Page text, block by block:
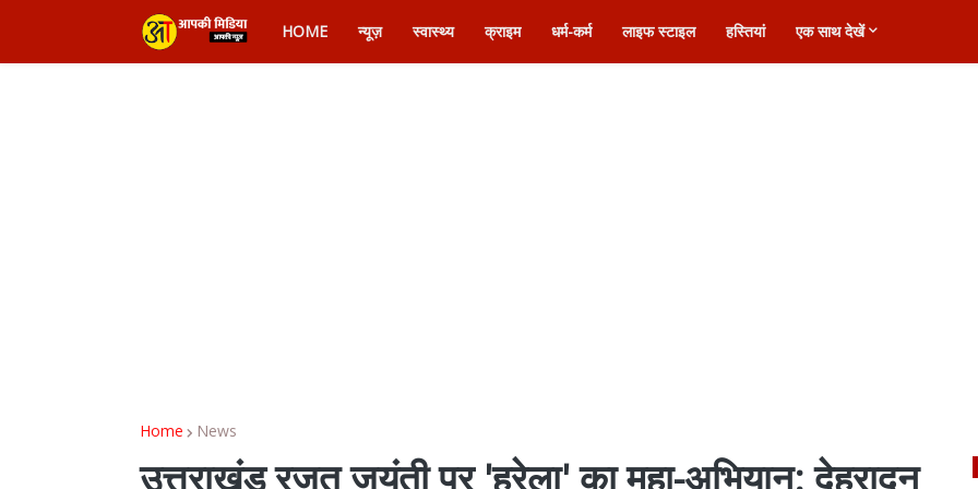
HOME न्यूज़ स्वास्थ्य क्राइम धर्म-कर्म लाइफ स्टाइल हस्तियां एक साथ देखें
Home News
उत्तराखंड रजत जयंती पर 'हरेला' का महा-अभियान: देहरादून